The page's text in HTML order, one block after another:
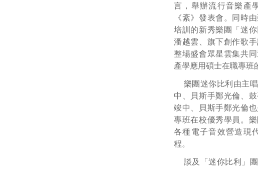
言，舉辦流行音樂產
《紊》發表會。同時
培訓的新秀樂團「迷
潘越雲、旗下創作歌
整場盛會眾星雲集共
產學應用碩士在職專班
樂團迷你比利由主
中、貝斯手鄭光倫、
竣中、貝斯手鄭光倫
專班在校優秀學員。
各種電子音效營造現
程。
談及「迷你比利」